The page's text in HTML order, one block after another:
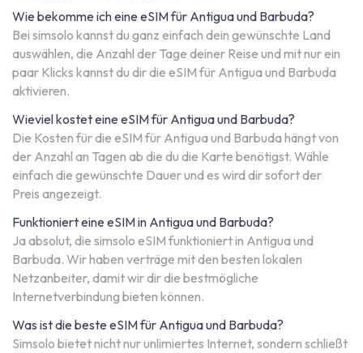
Wie bekomme ich eine eSIM für Antigua und Barbuda?
Bei simsolo kannst du ganz einfach dein gewünschte Land
auswählen, die Anzahl der Tage deiner Reise und mit nur ein
paar Klicks kannst du dir die eSIM für Antigua und Barbuda
aktivieren.
Wieviel kostet eine eSIM für Antigua und Barbuda?
Die Kosten für die eSIM für Antigua und Barbuda hängt von
der Anzahl an Tagen ab die du die Karte benötigst. Wähle
einfach die gewünschte Dauer und es wird dir sofort der
Preis angezeigt.
Funktioniert eine eSIM in Antigua und Barbuda?
Ja absolut, die simsolo eSIM funktioniert in Antigua und
Barbuda. Wir haben verträge mit den besten lokalen
Netzanbeiter, damit wir dir die bestmögliche
Internetverbindung bieten können.
Was ist die beste eSIM für Antigua und Barbuda?
Simsolo bietet nicht nur unlimiertes Internet, sondern schließt